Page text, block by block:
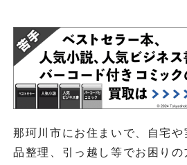
那珂川市にお住まいで、自宅
品整理、引っ越し等でお困り